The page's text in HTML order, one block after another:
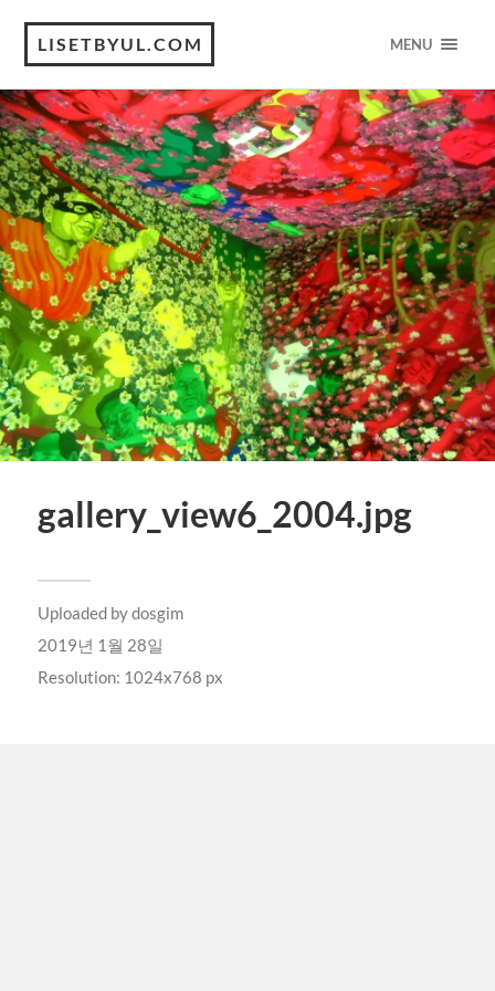
LISETBYUL.COM MENU
gallery_view6_2004.jpg
Uploaded bydosgim
2019년 1월 28일
Resolution: 1024x768 px